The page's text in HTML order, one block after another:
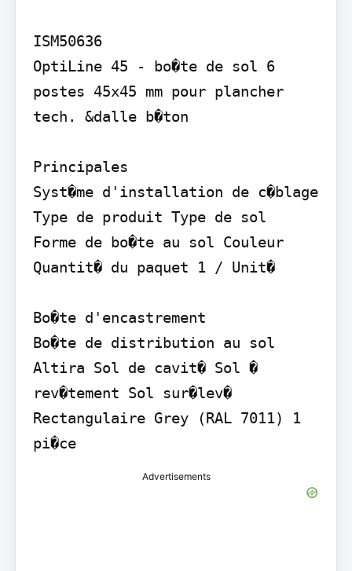
ISM50636
OptiLine 45 - bo�te de sol 6
postes 45x45 mm pour plancher
tech. &dalle b�ton
Principales
Syst�me d'installation de c�blage
Type de produit Type de sol
Forme de bo�te au sol Couleur
Quantit� du paquet 1 / Unit�
Bo�te d'encastrement
Bo�te de distribution au sol
Altira Sol de cavit� Sol �
rev�tement Sol sur�lev�
Rectangulaire Grey (RAL 7011) 1
pi�ce
Advertisements